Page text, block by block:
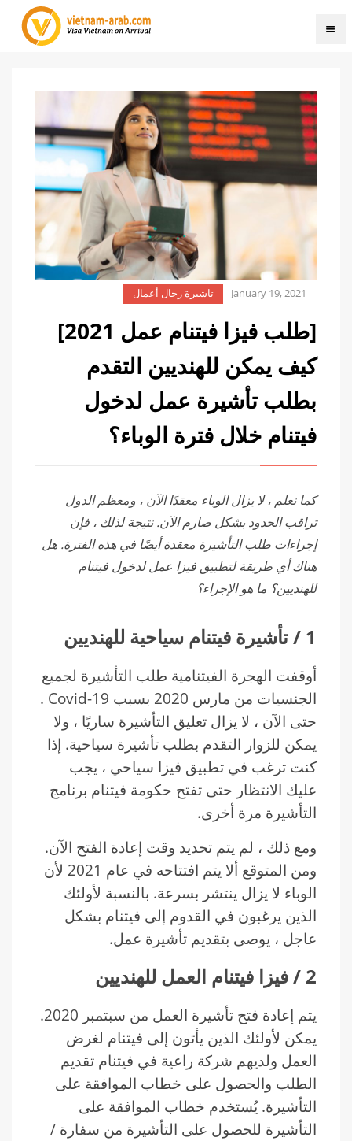
January 19, 2021 تاشيرة رجال أعمال
[طلب فيزا فيتنام عمل 2021]
كيف يمكن للهنديين التقدم
بطلب تأشيرة عمل لدخول
فيتنام خلال فترة الوباء؟
كما نعلم ، لا يزال الوباء معقدًا الآن ، ومعظم الدول
تراقب الحدود بشكل صارم الآن. نتيجة لذلك ، فإن
إجراءات طلب التأشيرة معقدة أيضًا في هذه الفترة. هل
هناك أي طريقة لتطبيق فيزا عمل لدخول فيتنام
للهنديين؟ ما هو الإجراء؟
1
/تأشيرة فيتنام سياحية للهنديين
أوقفت الهجرة الفيتنامية طلب التأشيرة لجميع
الجنسيات من مارس 2020 بسبب Covid-19 .
حتى الآن ، لا يزال تعليق التأشيرة ساريًا ، ولا
يمكن للزوار التقدم بطلب تأشيرة سياحية. إذا
كنت ترغب في تطبيق فيزا سياحي ، يجب
عليك الانتظار حتى تفتح حكومة فيتنام برنامج
التأشيرة مرة أخرى.
ومع ذلك ، لم يتم تحديد وقت إعادة الفتح الآن.
ومن المتوقع ألا يتم افتتاحه في عام 2021 لأن
الوباء لا يزال ينتشر بسرعة. بالنسبة لأولئك
الذين يرغبون في القدوم إلى فيتنام بشكل
عاجل ، يوصى بتقديم تأشيرة عمل.
2
/فيزا فيتنام العمل للهنديين
يتم إعادة فتح تأشيرة العمل من سبتمبر 2020.
يمكن لأولئك الذين يأتون إلى فيتنام لغرض
العمل ولديهم شركة راعية في فيتنام تقديم
الطلب والحصول على خطاب الموافقة على
التأشيرة. يُستخدم خطاب الموافقة على
التأشيرة للحصول على التأشيرة من سفارة /